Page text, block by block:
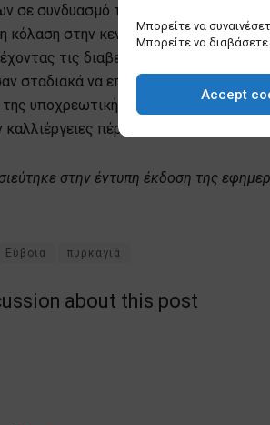
Μπορείτε να
Μπορείτε να
Accept
σε συνδυασμό την πτώση της
κόλαση στην κεντρική Εύβοια.
τις διαβεβαιώσεις από τις
σταδιακά να επιστρέφουν από χθες
υποχρεωτικής εκκένωσης. Ο
καλλιέργειες πέριξ των χωριών και οι
στην έντυπη έκδοση της
Εύβοια πυρκαγιά
about this post